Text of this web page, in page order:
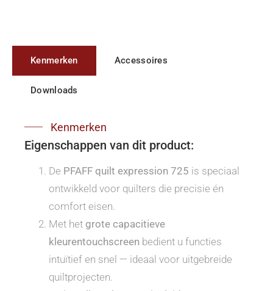
Kenmerken Accessoires
Downloads
Kenmerken
Eigenschappen van dit product:
De PFAFF quilt expression 725 is speciaal
ontwikkeld voor quilters die precisie én
comfort eisen.
Met het grote capacitieve
kleurentouchscreen bedient u functies
intuïtief en snel — ideaal voor uitgebreide
quiltprojecten.